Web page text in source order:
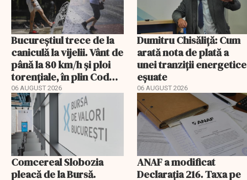
Bucureștiul trece de la
caniculă la vijelii. Vânt de
până la 80 km/h și ploi
torențiale, în plin Cod
portocaliu
06 AUGUST 2026
Dumitru Chisăliță: Cum
arată nota de plată a
unei tranziții energetice
eșuate
06 AUGUST 2026
Comcereal Slobozia
pleacă de la Bursă.
ANAF a modificat
Declarația 216. Taxa pe